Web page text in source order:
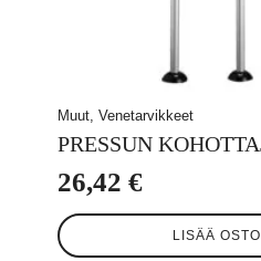
Muut, Venetarvikkeet
PRESSUN
26,42 €
LISÄÄ